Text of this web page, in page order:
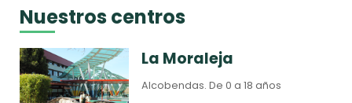
Nuestros centros
La Moraleja
Alcobendas.De 0 a 18 años